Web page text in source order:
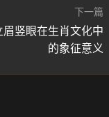
下一篇
竖眼在生肖文化中
的象征意义